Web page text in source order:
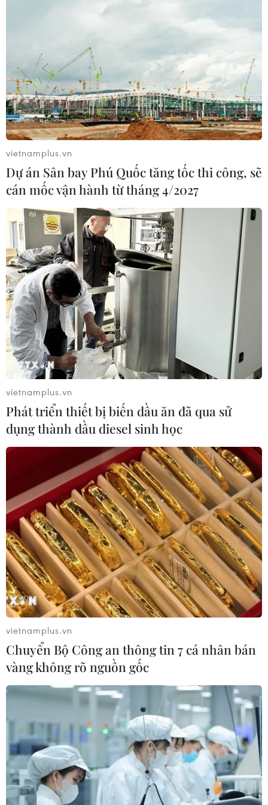
TIN CÙNG CHUYÊN MỤC
Khủng hoảng nắng nóng đẩy 34 tỉnh
vietnamplus.vn
Dự án Sân bay Phú Quốc tăng tốc thi công, sẽ
cán mốc vận hành từ tháng 4/2027
vietnamplus.vn
Phát triển thiết bị biến dầu ăn đã qua sử
dụng thành dầu diesel sinh học
vietnamplus.vn
Chuyển Bộ Công an thông tin 7 cá nhân bán
vàng không rõ nguồn gốc